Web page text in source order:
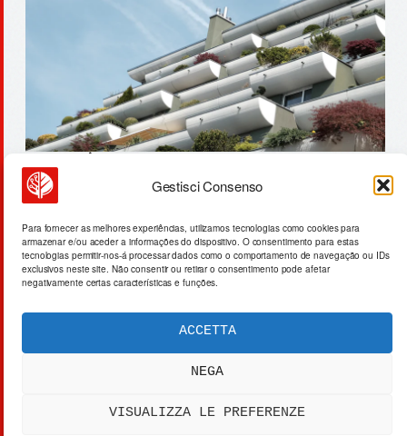
Gestisci Consenso
Para fornecer as melhores experiências, utilizamos tecnologias como cookies para
armazenar e/ou aceder a informações do dispositivo. O consentimento para estas
tecnologias permitir-nos-á processar dados como o comportamento de navegação ou IDs
exclusivos neste site. Não consentir ou retirar o consentimento pode afetar
negativamente certas características e funções.
ACCETTA
NEGA
VISUALIZZA LE PREFERENZE
redes neurais: coerência
operacional e o investimento de
us$65 bilhões
> SYSTEM OUTPUT: DATA_FEED.xml